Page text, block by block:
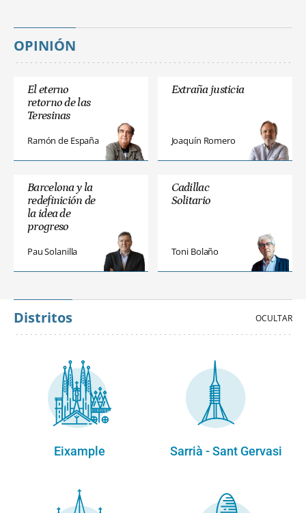
OPINIÓN
El eterno
retorno de las
Teresinas
Ramón de España
Extraña justicia
Joaquín Romero
Barcelona y la
redefinición de
la idea de
progreso
Pau Solanilla
Cadillac
Solitario
Toni Bolaño
Distritos
Eixample Sarrià - Sant Gervasi